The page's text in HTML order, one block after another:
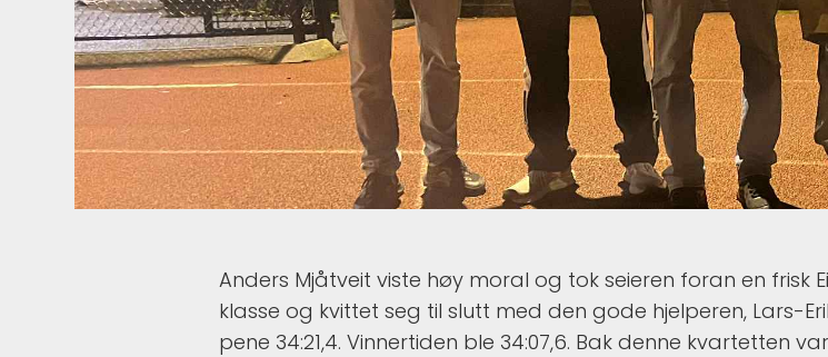
Anders Mjåtveit viste høy moral og tok seieren foran en frisk
klasse og kvittet seg til slutt med den gode hjelperen, Lars-
pene 34:21,4. Vinnertiden ble 34:07,6. Bak denne kvartetten